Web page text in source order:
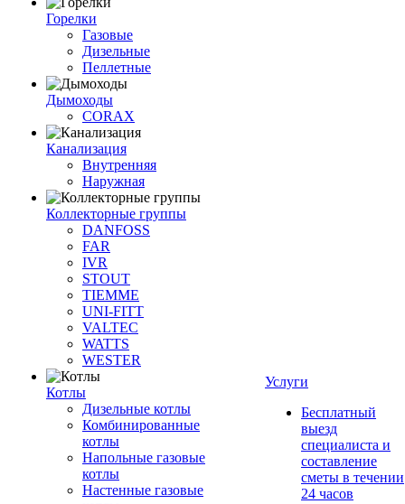
Горелки
Газовые
Дизельные
Пеллетные
Дымоходы
CORAX
Канализация
Внутренняя
Наружная
Коллекторные группы
DANFOSS
FAR
IVR
STOUT
TIEMME
UNI-FITT
VALTEC
WATTS
WESTER
Котлы
Дизельные котлы
Комбинированные
котлы
Напольные газовые
котлы
Настенные газовые
Услуги
Бесплатный
выезд
специалиста и
составление
сметы в течении
24 часов